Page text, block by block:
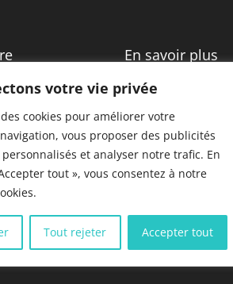
votre vie privée
cookies pour améliorer votre
vous proposer des publicités
et analyser notre trafic. En
tout », vous consentez à notre
Tout rejeter Accepter tout
nous
En savoir plus
mère
Plan du site
Nos partenaires